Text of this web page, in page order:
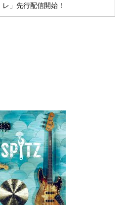
レ」先行配信開始！